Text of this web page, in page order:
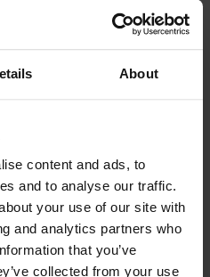
About
content and ads, to
and to analyse our traffic.
your use of our site with
and analytics partners who
that you’ve
collected from your use
1770 g
Black
Tak
Tak
Zatrzaski